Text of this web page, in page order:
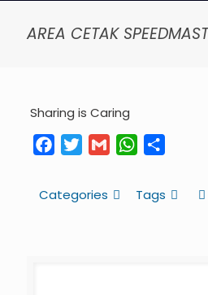
AREA CETAK
Sharing is Caring
FacebookTwitterGmail WhatsApp
Categories Tags